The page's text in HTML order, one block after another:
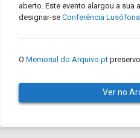
aberto. Este evento alargou a sua
designar-se Conferência
O Memorial do Arquivo.pt
Ver no